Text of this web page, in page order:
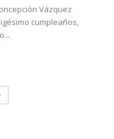
Vázquez
cumpleaños,